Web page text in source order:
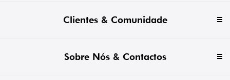
Clientes & Comunidade
Sobre Nós & Contactos